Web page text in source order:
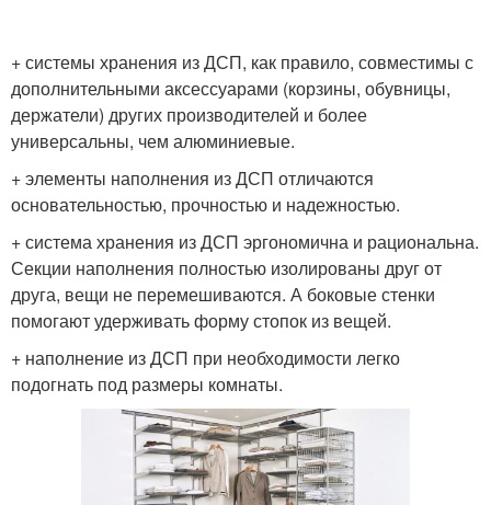
+ системы хранения из ДСП, как правило, совместимы с
дополнительными аксессуарами (корзины, обувницы,
держатели) других производителей и более
универсальны, чем алюминиевые.
+ элементы наполнения из ДСП отличаются
основательностью, прочностью и надежностью.
+ система хранения из ДСП эргономична и рациональна.
Секции наполнения полностью изолированы друг от
друга, вещи не перемешиваются. А боковые стенки
помогают удерживать форму стопок из вещей.
+ наполнение из ДСП при необходимости легко
подогнать под размеры комнаты.